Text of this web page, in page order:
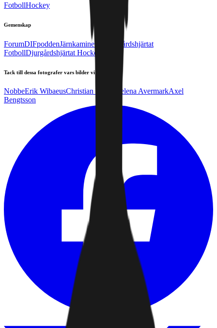
FotbollHockey
Gemenskap
ForumDIFpoddenJärnkaminerna
Djurgårdshjärtat
FotbollDjurgårdshjärtat Hockey
Tack till dessa fotografer vars bilder vi får nyttja!
NobbeErik WibaeusChristian Lopez Helena AvermarkAxel
Bengtsson